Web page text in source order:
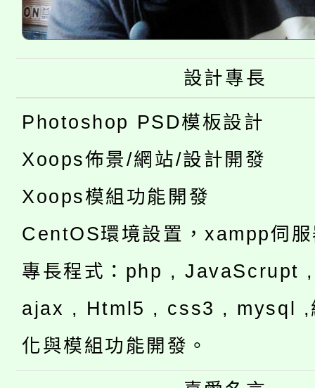
設計專長
Photoshop PSD模板設計
Xoops佈景/網站/設計開發
Xoops模組功能開發
CentOS環境設置，xampp伺
專長程式：php , JavaScrupt
ajax , Html5 , css3 , mysql ,
化與模組功能開發。